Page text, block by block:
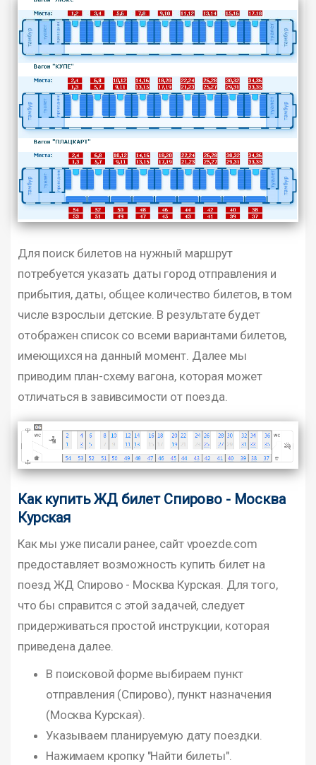
Для поиск билетов на нужный маршрут
потребуется указать даты город отправления и
прибытия, даты, общее количество билетов, в том
числе взрослыи детские. В результате будет
отображен список со всеми вариантами билетов,
имеющихся на данный момент. Далее мы
приводим план-схему вагона, которая может
отличаться в завивсимости от поезда.
Как купить ЖД билет Спирово - Москва
Курская
Как мы уже писали ранее, сайт vpoezde.com
предоставляет возможность купить билет на
поезд ЖД Спирово - Москва Курская. Для того,
что бы справится с этой задачей, следует
придерживаться простой инструкции, которая
приведена далее.
В поисковой форме выбираем пункт
отправления (Спирово), пункт назначения
(Москва Курская).
Указываем планируемую дату поездки.
Нажимаем кропку "Найти билеты".